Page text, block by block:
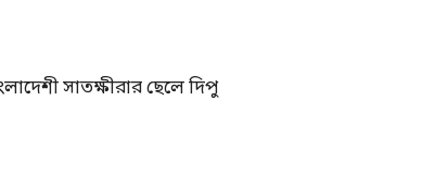
সাতক্ষীরার ছেলে দিপু